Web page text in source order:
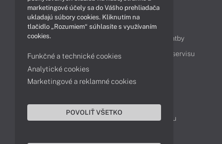
Obsah
Ako nakupovať
Možnosti doručenia a platby
Podpora a servis
Servisné služby Cenník servisu
Kontakty
043 4224 771
Obchodné oddelenie
Reklamácia tovaru
marketingové účely sa do Vášho prehliadača
ukladajú súbory cookies. Kliknutím na
tlačidlo „Rozumiem“ súhlasíte s využívaním
cookies.
Funkčné a technické cookies
Analytické cookies
Marketingové a reklamné cookies
POVOLIŤ VŠETKO